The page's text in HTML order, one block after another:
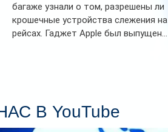
багаже узнали о том, разрешены ли
крошечные устройства слежения на
рейсах. Гаджет Apple был выпущен...
В YouTube